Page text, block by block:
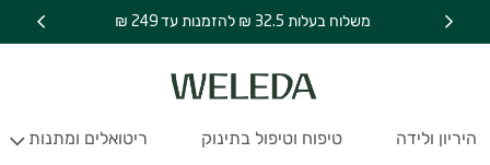
משלוח בעלות 32.5 ₪ להזמנות עד 249 ₪
היריון ולידה טיפוח וטיפול בתינוק ריטואלים ומתנות